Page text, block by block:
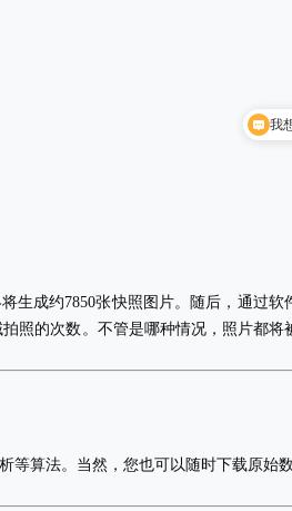
生成约7850张快照图片。随后，通过软
照的次数。不管是哪种情况，照片都将
等算法。当然，您也可以随时下载原始数
我